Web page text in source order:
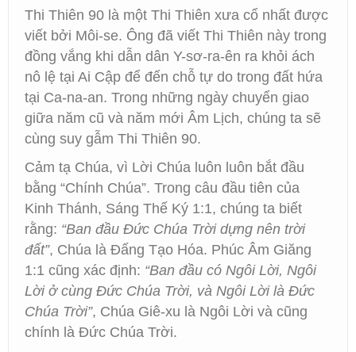
Thi Thiên 90 là một Thi Thiên xưa cổ nhất được
viết bởi Môi-se. Ông đã viết Thi Thiên này trong
đồng vắng khi dẫn dân Y-sơ-ra-ên ra khỏi ách
nô lệ tại Ai Cập để đến chỗ tự do trong đất hứa
tại Ca-na-an. Trong những ngày chuyển giao
giữa năm cũ và năm mới Âm Lịch, chúng ta sẽ
cùng suy gẫm Thi Thiên 90.
Cảm tạ Chúa, vì Lời Chúa luôn luôn bắt đầu
bằng “Chính Chúa”. Trong câu đầu tiên của
Kinh Thánh, Sáng Thế Ký 1:1, chúng ta biết
rằng: “Ban đầu Đức Chúa Trời dựng nên trời
đất”, Chúa là Đấng Tạo Hóa. Phúc Âm Giăng
1:1 cũng xác định: “Ban đầu có Ngôi Lời, Ngôi
Lời ở cùng Đức Chúa Trời, và Ngôi Lời là Đức
Chúa Trời”, Chúa Giê-xu là Ngôi Lời và cũng
chính là Đức Chúa Trời.